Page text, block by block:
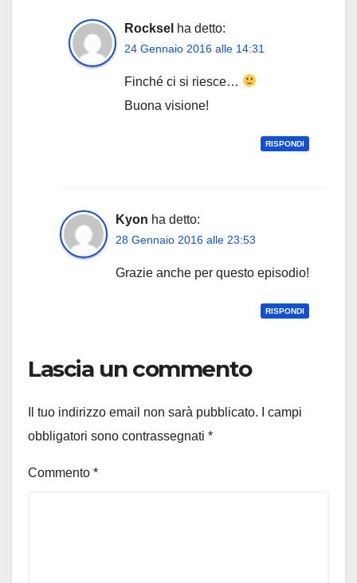
Rocksel ha detto:
24 Gennaio 2016 alle 14:31
Finché ci si riesce…
Buona visione!
RISPONDI
Kyon ha detto:
28 Gennaio 2016 alle 23:53
Grazie anche per questo episodio!
RISPONDI
Lascia un commento
Il tuo indirizzo email non sarà pubblicato.
I campi
obbligatori sono contrassegnati *
Commento *